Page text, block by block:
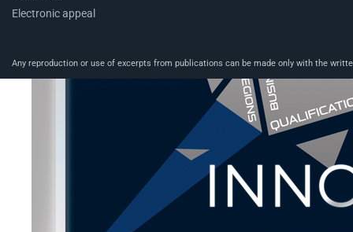
Electronic appeal
Any reproduction or use of excerpts from publications can be made only with the